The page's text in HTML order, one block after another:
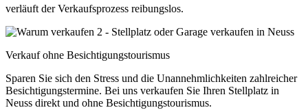
verläuft der Verkaufsprozess reibungslos.
Verkauf ohne Besichtigungstourismus
Sparen Sie sich den Stress und die Unannehmlichkeiten zahlreicher
Besichtigungstermine. Bei uns verkaufen Sie Ihren Stellplatz in
Neuss direkt und ohne Besichtigungstourismus.